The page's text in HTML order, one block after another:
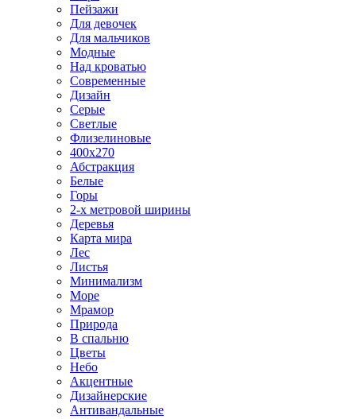
Пейзажи
Для девочек
Для мальчиков
Модные
Над кроватью
Современные
Дизайн
Серые
Светлые
Флизелиновые
400х270
Абстракция
Белые
Горы
2-х метровой ширины
Деревья
Карта мира
Лес
Листья
Минимализм
Море
Мрамор
Природа
В спальню
Цветы
Небо
Акцентные
Дизайнерские
Антивандальные